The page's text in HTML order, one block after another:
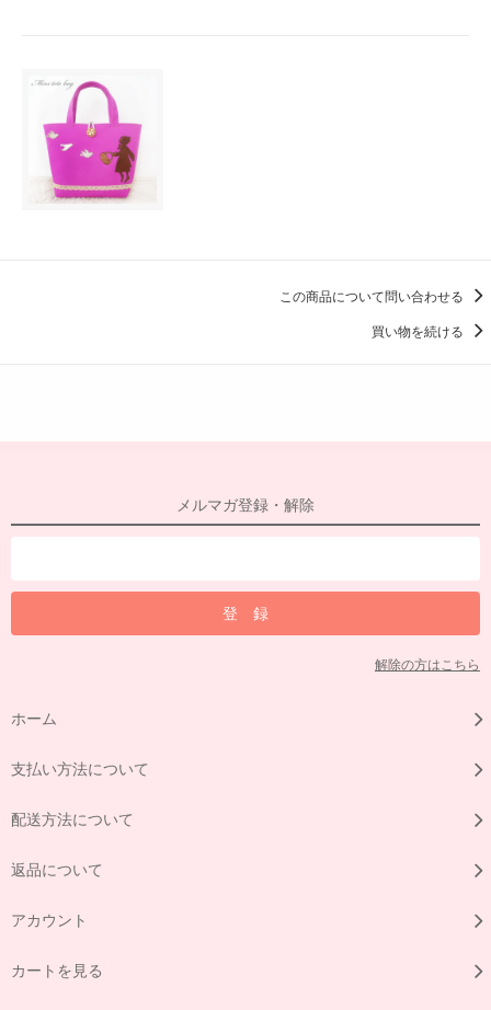
この商品について問い合わせる
買い物を続ける
メルマガ登録・解除
解除の方はこちら
ホーム
支払い方法について
配送方法について
返品について
アカウント
カートを見る